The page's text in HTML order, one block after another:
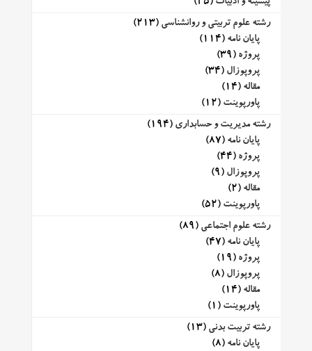
رشته علوم تربیتی و روانشناسی (213)
پایان نامه (114)
پروژه (39)
پروپوزال (34)
مقاله (14)
پاورپوینت (12)
رشته مدیریت و حسابداری (194)
پایان نامه (87)
پروژه (44)
پروپوزال (9)
مقاله (2)
پاورپوینت (52)
رشته علوم اجتماعی (89)
پایان نامه (47)
پروژه (19)
پروپوزال (8)
مقاله (14)
پاورپوینت (1)
رشته تربیت بدنی (13)
پایان نامه (8)